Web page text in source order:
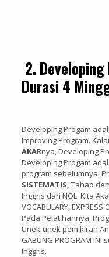
2.
Durasi 4
Developing Progam
Improving Program.
AKARnya, Developing
Developing Progam
program sebelumnya.
SISTEMATIS, Tahap
Inggris dari NOL. Kita
VOCABULARY,
Pada Pelatihannya,
Unek-unek pemikiran
GABUNG PROGRAM
Inggris.